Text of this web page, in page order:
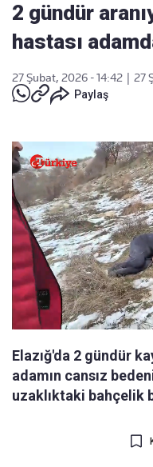
2 gündür
hastası
27 Şubat, 2026 - 14:42
27
Paylaş
Elazığ'da 2 gündür
adamın cansız
uzaklıktaki bahçelik